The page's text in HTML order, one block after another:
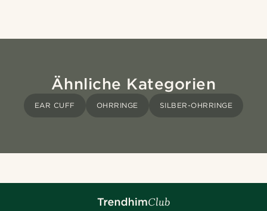
Ähnliche Kategorien
EAR CUFF OHRRINGE SILBER-OHRRINGE